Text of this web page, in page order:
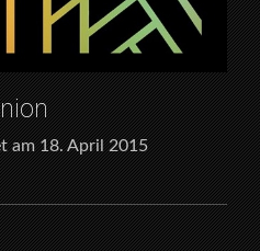
am 18. April 2015